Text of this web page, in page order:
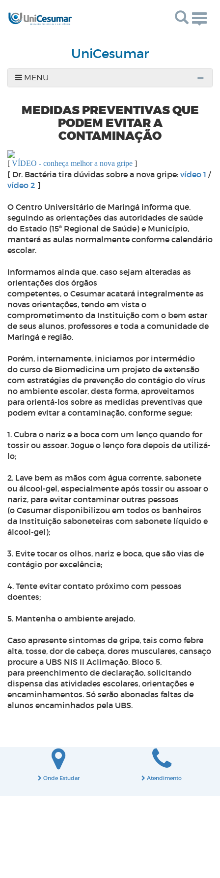
UniCesumar
MENU
MEDIDAS PREVENTIVAS QUE
PODEM EVITAR A
CONTAMINAÇÃO
[ VÍDEO - conheça melhor a nova gripe ]
[ Dr. Bactéria tira dúvidas sobre a nova gripe: vídeo 1 /
vídeo 2 ]
O Centro Universitário de Maringá informa que,
seguindo as orientações das autoridades de saúde
do Estado (15ª Regional de Saúde) e Município,
manterá as aulas normalmente conforme calendário
escolar.
Informamos ainda que, caso sejam alteradas as
orientações dos órgãos
competentes, o Cesumar acatará integralmente as
novas orientações, tendo em vista o
comprometimento da Instituição com o bem estar
de seus alunos, professores e toda a comunidade de
Maringá e região.
Porém, internamente, iniciamos por intermédio
do curso de Biomedicina um projeto de extensão
com estratégias de prevenção do contágio do vírus
no ambiente escolar, desta forma, aproveitamos
para orientá-los sobre as medidas preventivas que
podem evitar a contaminação, conforme segue:
1. Cubra o nariz e a boca com um lenço quando for
tossir ou assoar. Jogue o lenço fora depois de utilizá-
lo;
2. Lave bem as mãos com água corrente, sabonete
ou álcool-gel, especialmente após tossir ou assoar o
nariz, para evitar contaminar outras pessoas
(o Cesumar disponibilizou em todos os banheiros
da Instituição saboneteiras com sabonete líquido e
álcool-gel);
3. Evite tocar os olhos, nariz e boca, que são vias de
contágio por excelência;
4. Tente evitar contato próximo com pessoas
doentes;
5. Mantenha o ambiente arejado.
Caso apresente sintomas de gripe, tais como febre
alta, tosse, dor de cabeça, dores musculares, cansaço
procure a UBS NIS II Aclimação, Bloco 5,
para preenchimento de declaração, solicitando
dispensa das atividades escolares, orientações e
encaminhamentos. Só serão abonadas faltas de
alunos encaminhados pela UBS.
Onde Estudar Atendimento